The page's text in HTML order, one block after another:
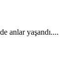
anlar yaşandı....